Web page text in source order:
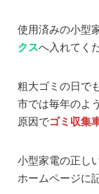
使用済みの小型
クスへ入れてく
粗大ゴミの日で
市では毎年のよ
原因でゴミ収集
小型家電の正し
ホームページに